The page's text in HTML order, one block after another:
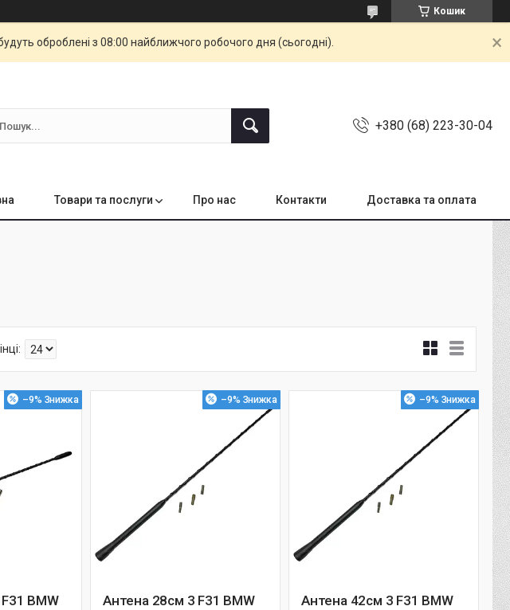
Кошик
оброблені з 08:00 найближчого робочого дня (сьогодні).
+380 (68) 223-30-04
Товари та послуги Про нас Контакти Доставка та оплата
–9%
BMW
–9%
Антена 28см 3 F31 BMW
–9%
Антена 42см 3 F31 BMW